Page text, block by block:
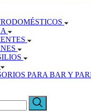
PARA BAR Y